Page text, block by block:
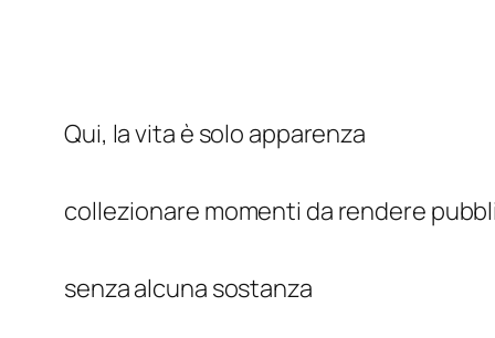
Qui, la vita è solo apparenza
collezionare momenti da rendere
senza alcuna sostanza